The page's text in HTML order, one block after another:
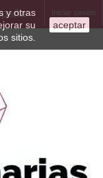
y otras
su
sitios.
aceptar
Iniciar sesión